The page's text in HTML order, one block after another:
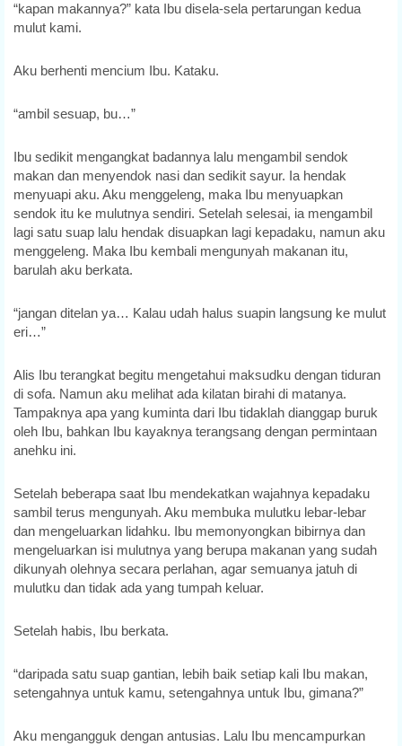
“kapan makannya?” kata Ibu disela-sela pertarungan kedua
mulut kami.
Aku berhenti mencium Ibu. Kataku.
“ambil sesuap, bu…”
Ibu sedikit mengangkat badannya lalu mengambil sendok
makan dan menyendok nasi dan sedikit sayur. Ia hendak
menyuapi aku. Aku menggeleng, maka Ibu menyuapkan
sendok itu ke mulutnya sendiri. Setelah selesai, ia mengambil
lagi satu suap lalu hendak disuapkan lagi kepadaku, namun aku
menggeleng. Maka Ibu kembali mengunyah makanan itu,
barulah aku berkata.
“jangan ditelan ya… Kalau udah halus suapin langsung ke mulut
eri…”
Alis Ibu terangkat begitu mengetahui maksudku dengan tiduran
di sofa. Namun aku melihat ada kilatan birahi di matanya.
Tampaknya apa yang kuminta dari Ibu tidaklah dianggap buruk
oleh Ibu, bahkan Ibu kayaknya terangsang dengan permintaan
anehku ini.
Setelah beberapa saat Ibu mendekatkan wajahnya kepadaku
sambil terus mengunyah. Aku membuka mulutku lebar-lebar
dan mengeluarkan lidahku. Ibu memonyongkan bibirnya dan
mengeluarkan isi mulutnya yang berupa makanan yang sudah
dikunyah olehnya secara perlahan, agar semuanya jatuh di
mulutku dan tidak ada yang tumpah keluar.
Setelah habis, Ibu berkata.
“daripada satu suap gantian, lebih baik setiap kali Ibu makan,
setengahnya untuk kamu, setengahnya untuk Ibu, gimana?”
Aku mengangguk dengan antusias. Lalu Ibu mencampurkan